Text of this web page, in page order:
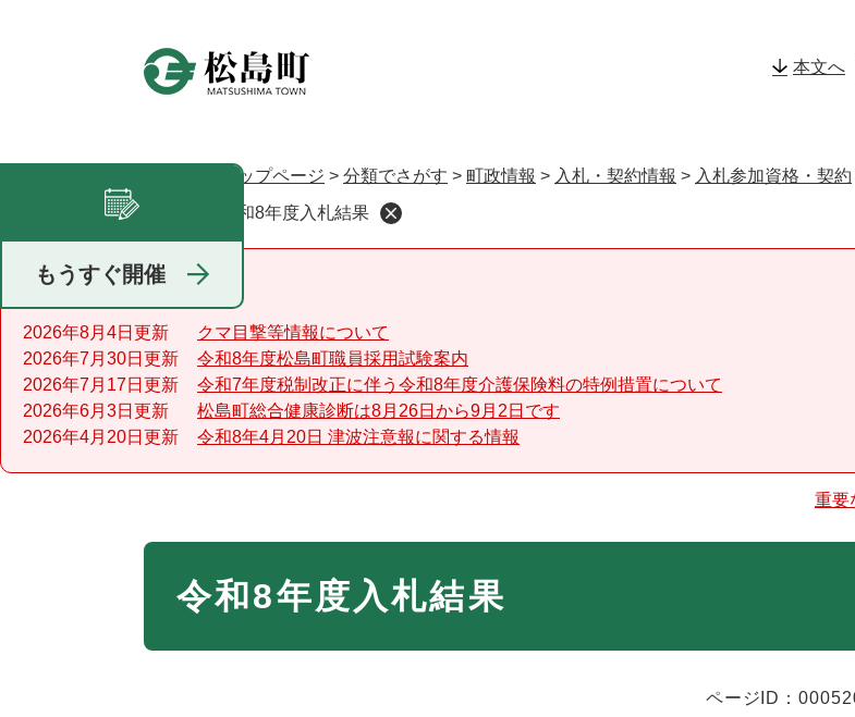
で
本文へ
トップページ > 分類でさがす > 町政情報 > 入札・契約情報 > 入札参加資格・契約
令和8年度入札結果
重要なお知らせ
2026年8月4日更新
クマ目撃等情報について
2026年7月30日更新
令和8年度松島町職員採用試験案内
2026年7月17日更新
令和7年度税制改正に伴う令和8年度介護保険料の特例措置について
2026年6月3日更新
松島町総合健康診断は8月26日から9月2日です
2026年4月20日更新
令和8年4月20日 津波注意報に関する情報
重要
令和8年度入札結果
ページID：
もうすぐ開催